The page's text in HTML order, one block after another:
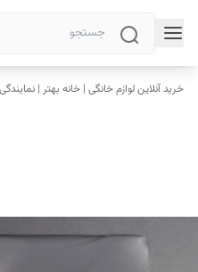
خرید آنلاین لوازم خانگی | خانه بهتر |